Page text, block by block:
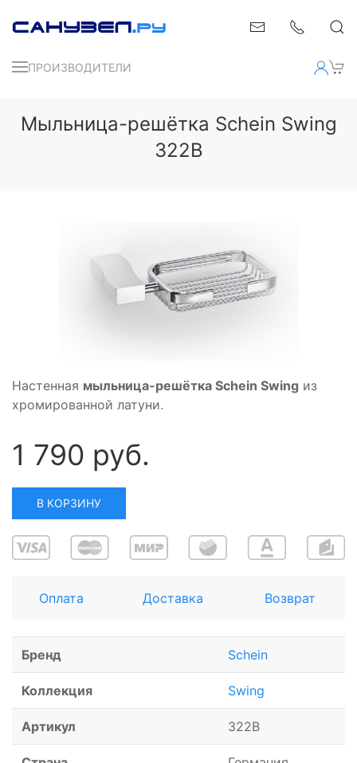
ПРОИЗВОДИТЕЛИ
Мыльница-решётка Schein Swing
322B
Настенная мыльница-решётка Schein Swing из
хромированной латуни.
1 790 руб.
В КОРЗИНУ
Оплата Доставка Возврат
Бренд Schein
Коллекция Swing
Артикул 322B